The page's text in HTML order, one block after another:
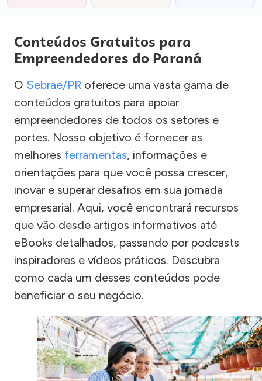
Conteúdos Gratuitos para
Empreendedores do Paraná
O Sebrae/PR oferece uma vasta gama de
conteúdos gratuitos para apoiar
empreendedores de todos os setores e
portes. Nosso objetivo é fornecer as
melhores ferramentas, informações e
orientações para que você possa crescer,
inovar e superar desafios em sua jornada
empresarial. Aqui, você encontrará recursos
que vão desde artigos informativos até
eBooks detalhados, passando por podcasts
inspiradores e vídeos práticos. Descubra
como cada um desses conteúdos pode
beneficiar o seu negócio.